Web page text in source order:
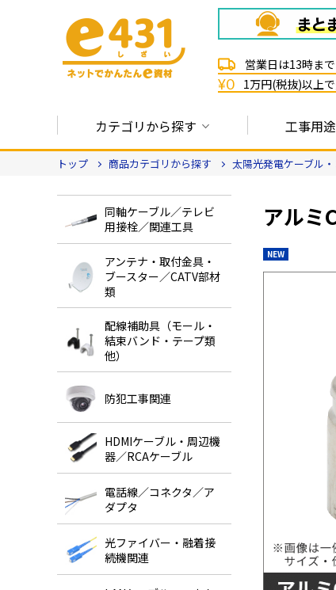
営業日は13時まで
¥0 1万円(税抜)以上で
カテゴリから探す 工事用
トップ 商品カテゴリから探す 太陽光発電ケーブル
同軸ケーブル／テレビ
用接栓／関連工具
アンテナ・取付金具・
ブースター／CATV部材
類
配線補助具（モール・
結束バンド・テープ類
他）
防犯工事関連
HDMIケーブル・周辺機
器／RCAケーブル
電話線／コネクタ／ア
ダプタ
光ファイバー・融着接
続機関連
アルミ
NEW